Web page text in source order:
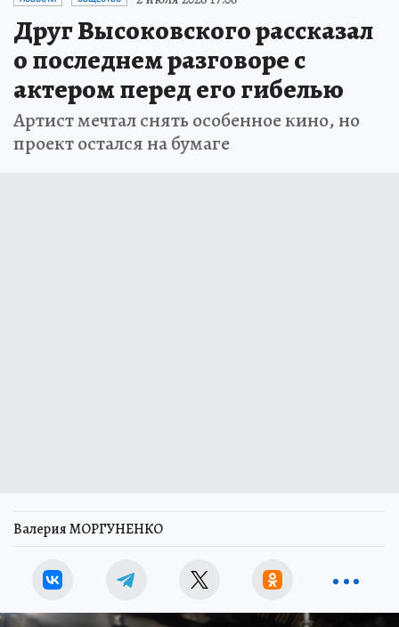
Друг Высоковского рассказал
о последнем разговоре с
актером перед его гибелью
Артист мечтал снять особенное кино, но
проект остался на бумаге
Валерия МОРГУНЕНКО